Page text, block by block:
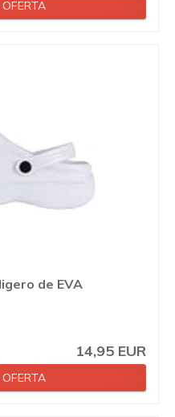
de EVA
14,95 EUR